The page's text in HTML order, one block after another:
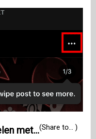
met...(Share to… )